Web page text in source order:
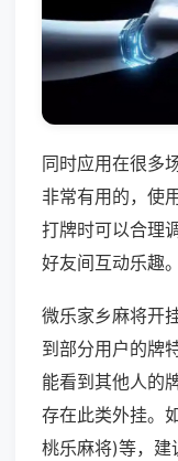
同时应用在很多
非常有用的，使
打牌时可以合理
好友间互动乐趣。
微乐家乡麻将开
到部分用户的牌
能看到其他人的
存在此类外挂。
桃乐麻将)等，建